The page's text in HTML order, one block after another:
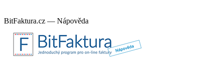
BitFaktura.cz — Nápověda